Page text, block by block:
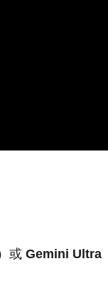
或 Gemini Ultra